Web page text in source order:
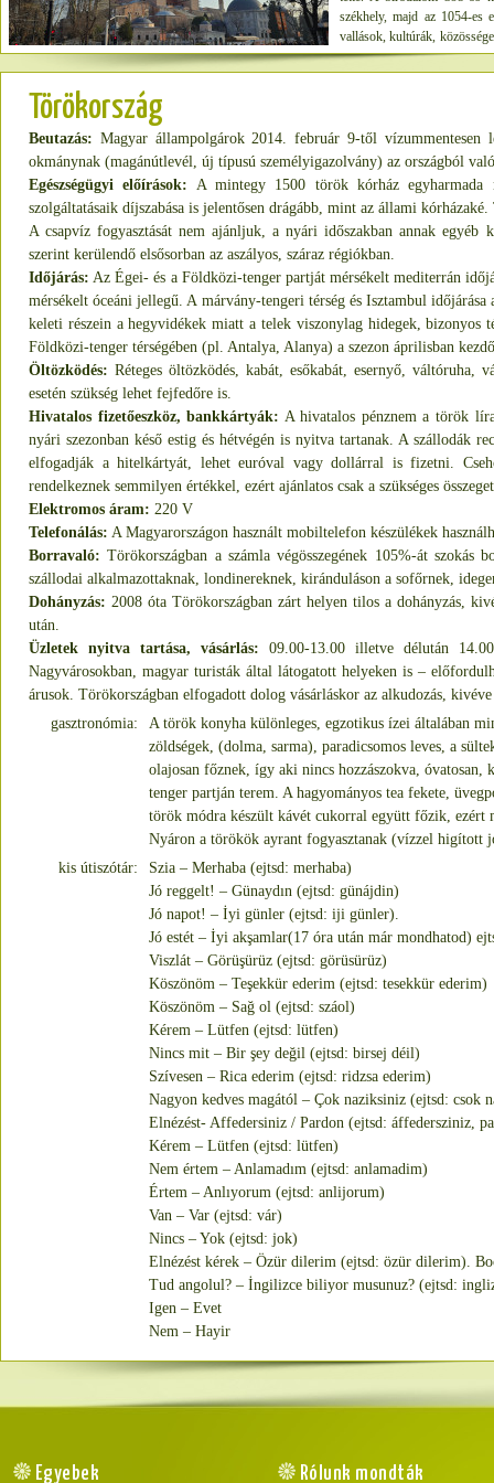
székhely, majd az 1054-es
vallások, kultúrák,
legfontosabb emlékei: Nagy
palota, a Szulejmán-
Törökország
Beutazás: Magyar állampolgárok 2014. február 9-től vízummentesen
okmánynak (magánútlevél, új típusú személyigazolvány) az országból
Egészségügyi előírások: A mintegy 1500 török kórház egyharmada
szolgáltatásaik díjszabása is jelentősen drágább, mint az állami
A csapvíz fogyasztását nem ajánljuk, a nyári időszakban annak egyéb
szerint kerülendő elsősorban az aszályos, száraz régiókban.
Időjárás: Az Égei- és a Földközi-tenger partját mérsékelt mediterrán
mérsékelt óceáni jellegű. A márvány-tengeri térség és Isztambul
keleti részein a hegyvidékek miatt a telek viszonylag hidegek, bizonyos
Földközi-tenger térségében (pl. Antalya, Alanya) a szezon áprilisban
Öltözködés: Réteges öltözködés, kabát, esőkabát, esernyő, váltóruha,
esetén szükség lehet fejfedőre is.
Hivatalos fizetőeszköz, bankkártyák: A hivatalos pénznem a török
nyári szezonban késő estig és hétvégén is nyitva tartanak. A szállodák
elfogadják a hitelkártyát, lehet euróval vagy dollárral is fizetni.
rendelkeznek semmilyen értékkel, ezért ajánlatos csak a szükséges
Elektromos áram: 220 V
Telefonálás: A Magyarországon használt mobiltelefon készülékek
Borravaló: Törökországban a számla végösszegének 105%-át
szállodai alkalmazottaknak, londinereknek, kiránduláson a sofőrnek,
Dohányzás: 2008 óta Törökországban zárt helyen tilos a dohányzás,
után.
Üzletek nyitva tartása, vásárlás: 09.00-13.00 illetve délután
Nagyvárosokban, magyar turisták által látogatott helyeken is –
árusok. Törökországban elfogadott dolog vásárláskor az alkudozás,
gasztronómia:
A török konyha különleges, egzotikus ízei általában
zöldségek, (dolma, sarma), paradicsomos leves, a
olajosan főznek, így aki nincs hozzászokva, óvatosan,
tenger partján terem. A hagyományos tea fekete,
török módra készült kávét cukorral együtt főzik, ezért
Nyáron a törökök ayrant fogyasztanak (vízzel
kis útiszótár:
Szia – Merhaba (ejtsd: merhaba)
Jó reggelt! – Günaydın (ejtsd: günájdin)
Jó napot! – İyi günler (ejtsd: iji günler).
Jó estét – İyi akşamlar(17 óra után már mondhatod)
Viszlát – Görüşürüz (ejtsd: görüsürüz)
Köszönöm – Teşekkür ederim (ejtsd: tesekkür ederim)
Köszönöm – Sağ ol (ejtsd: száol)
Kérem – Lütfen (ejtsd: lütfen)
Nincs mit – Bir şey değil (ejtsd: birsej déil)
Szívesen – Rica ederim (ejtsd: ridzsa ederim)
Nagyon kedves magától – Çok naziksiniz (ejtsd: csok
Elnézést- Affedersiniz / Pardon (ejtsd: áffedersziniz,
Kérem – Lütfen (ejtsd: lütfen)
Nem értem – Anlamadım (ejtsd: anlamadim)
Értem – Anlıyorum (ejtsd: anlijorum)
Van – Var (ejtsd: vár)
Nincs – Yok (ejtsd: jok)
Elnézést kérek – Özür dilerim (ejtsd: özür dilerim).
Tud angolul? – İngilizce biliyor musunuz? (ejtsd:
Igen – Evet
Nem – Hayir
Egyebek Rólunk mondták